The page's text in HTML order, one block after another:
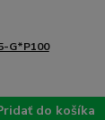
G*P100
do košíka